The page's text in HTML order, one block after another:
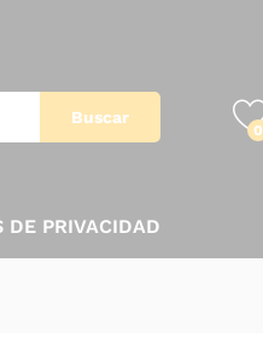
Buscar
0
DE PRIVACIDAD